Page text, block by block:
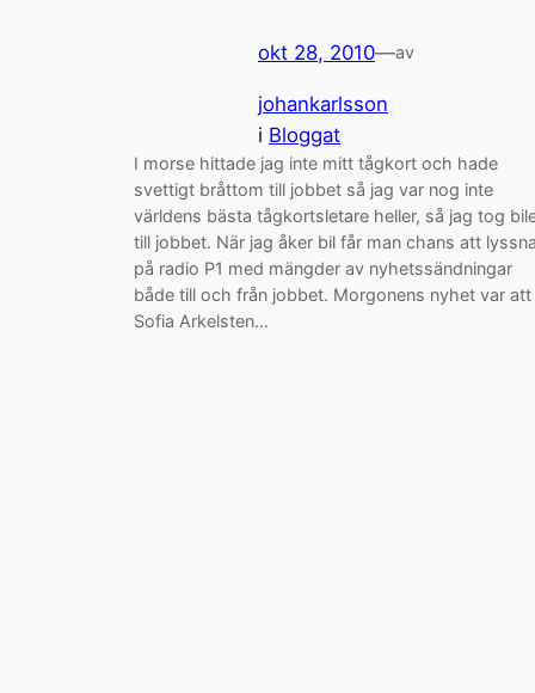
okt 28, 2010—av
johankarlsson
i Bloggat
I morse hittade jag inte mitt tågkort och hade
svettigt bråttom till jobbet så jag var nog inte
världens bästa tågkortsletare heller, så jag tog
till jobbet. När jag åker bil får man chans att
på radio P1 med mängder av nyhetssändningar
både till och från jobbet. Morgonens nyhet var att
Sofia Arkelsten…